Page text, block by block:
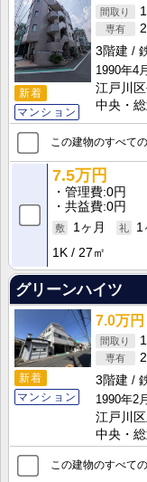
新着
マンション
3階建
1990年4月
江戸川
中央・
この建物のすべて
7.5万円
管理費 0円
共益費 0円
1ヶ月
1
1K
27㎡
グリーンハイツ
新着
マンション
7.0万円
3階建
1990年2月
江戸川
中央・
この建物のすべて